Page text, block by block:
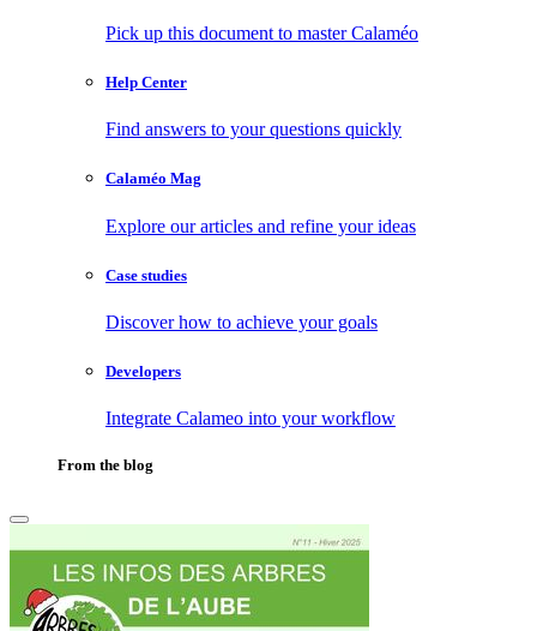
Pick up this document to master Calaméo
Help Center
Find answers to your questions quickly
Calaméo Mag
Explore our articles and refine your ideas
Case studies
Discover how to achieve your goals
Developers
Integrate Calameo into your workflow
From the blog